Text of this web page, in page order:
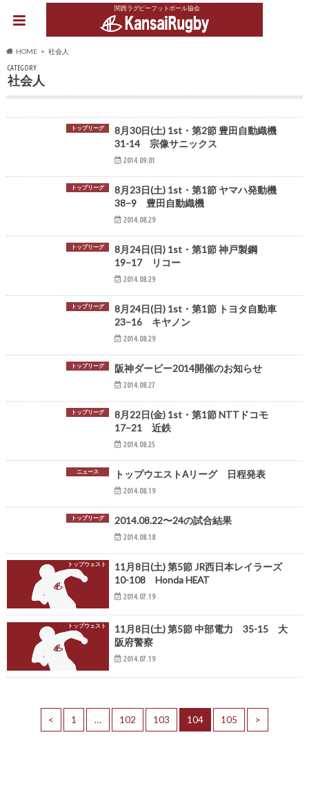
関西ラグビーフットボール協会
HOME 社会人
CATEGORY
社会人
トップリーグ
8月30日(土) 1st・第2節 豊田自動織機
31-14 宗像サニックス
2014.09.01
トップリーグ
8月23日(土) 1st・第1節 ヤマハ発動機
38−9 豊田自動織機
2014.08.29
トップリーグ
8月24日(日) 1st・第1節 神戸製鋼
19−17 リコー
2014.08.29
トップリーグ
8月24日(日) 1st・第1節 トヨタ自動車
23−16 キヤノン
2014.08.29
トップリーグ 阪神ダービー2014開催のお知らせ
2014.08.27
トップリーグ
8月22日(金) 1st・第1節 NTTドコモ
17−21 近鉄
2014.08.25
ニュース トップウエストAリーグ 日程発表
2014.08.19
トップリーグ 2014.08.22〜24の試合結果
2014.08.18
トップウェスト
11月8日(土) 第5節 JR西日本レイラーズ
10-108 Honda HEAT
2014.07.19
トップウェスト
11月8日(土) 第5節 中部電力 35-15 大
阪府警察
2014.07.19
< 1 … 102 103 104 105 >